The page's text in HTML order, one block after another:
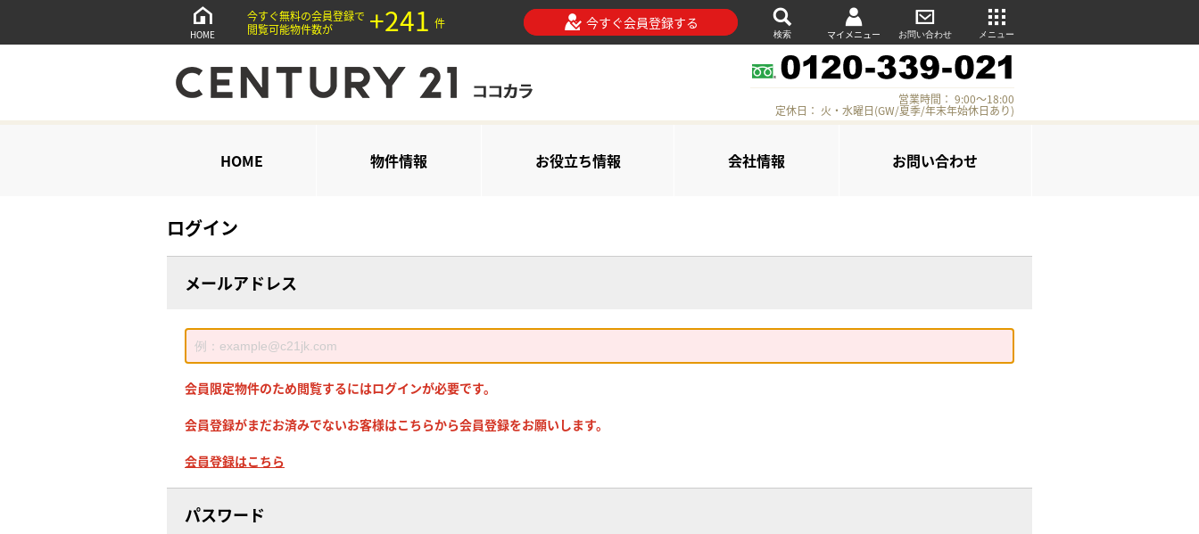
HOME
今すぐ無料の会員登録で
閲覧可能物件数が
+241 件 今すぐ会員登録する
検索 マイメニュー お問い合わせ メニュー
営業時間： 9:00～18:00
定休日： 火・水曜日(GW/夏季/年末年始休日あり)
HOME 物件情報 お役立ち情報 会社情報 お問い合わせ
ログイン
メールアドレス
会員限定物件のため閲覧するにはログインが必要です。
会員登録がまだお済みでないお客様はこちらから会員登録をお願いします。
会員登録はこちら
パスワード